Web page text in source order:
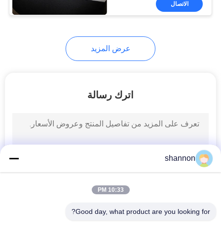
قماش مرشح منسوج
قماش مرشح نايلون
13
الاتصال
عرض المزيد
اترك رسالة
shannon
10:33 PM
Good day, what product are you looking for?